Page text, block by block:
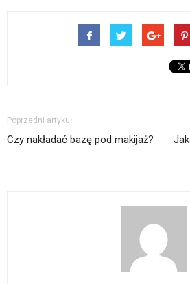
Poprzedni artykuł
Czy nakładać bazę pod makijaż?